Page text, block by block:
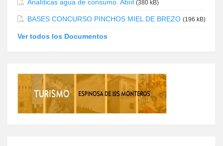
Analíticas agua de consumo. Abril (380 kB)
BASES CONCURSO PINCHOS MIEL DE BREZO (196 kB)
Ver todos los Documentos